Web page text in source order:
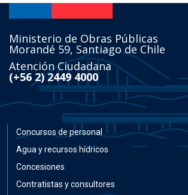
Ministerio de Obras Públicas
Morandé 59, Santiago de Chile
Atención Ciudadana
(+56 2) 2449 4000
Concursos de personal
Agua y recursos hídricos
Concesiones
Contratistas y consultores